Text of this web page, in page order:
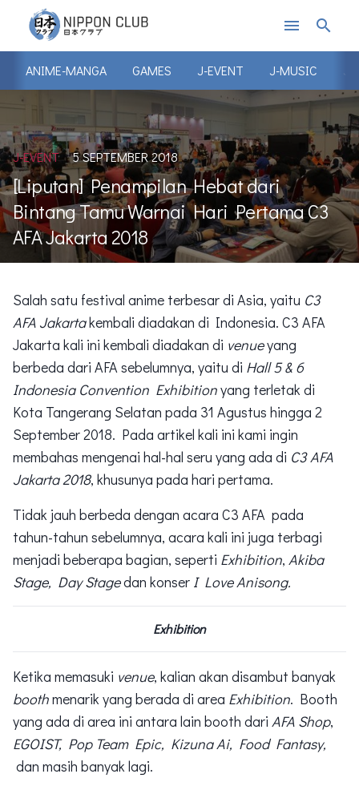
menu search
ANIME-MANGA GAMES J-EVENT J-MUSIC J-
J-EVENT 5 SEPTEMBER 2018
[Liputan] Penampilan Hebat dari
Bintang Tamu Warnai Hari Pertama C3
AFA Jakarta 2018
Salah satu festival anime terbesar di Asia, yaitu C3
AFA Jakartakembali diadakan di Indonesia. C3 AFA
Jakarta kali ini kembali diadakan di venueyang
berbeda dari AFA sebelumnya, yaitu di Hall 5 & 6
Indonesia Convention Exhibitionyang terletak di
Kota Tangerang Selatan pada 31 Agustus hingga 2
September 2018. Pada artikel kali ini kami ingin
membahas mengenai hal-hal seru yang ada di C3 AFA
Jakarta 2018, khusunya pada hari pertama.
Tidak jauh berbeda dengan acara C3 AFA pada
tahun-tahun sebelumnya, acara kali ini juga terbagi
menjadi beberapa bagian, seperti Exhibition, Akiba
Stage, Day Stagedan konser I Love Anisong.
Exhibition
Ketika memasuki venue, kalian akan disambut banyak
boothmenarik yang berada di area Exhibition. Booth
yang ada di area ini antara lain booth dari AFA Shop,
EGOIST, Pop Team Epic, Kizuna Ai, Food Fantasy,
dan masih banyak lagi.